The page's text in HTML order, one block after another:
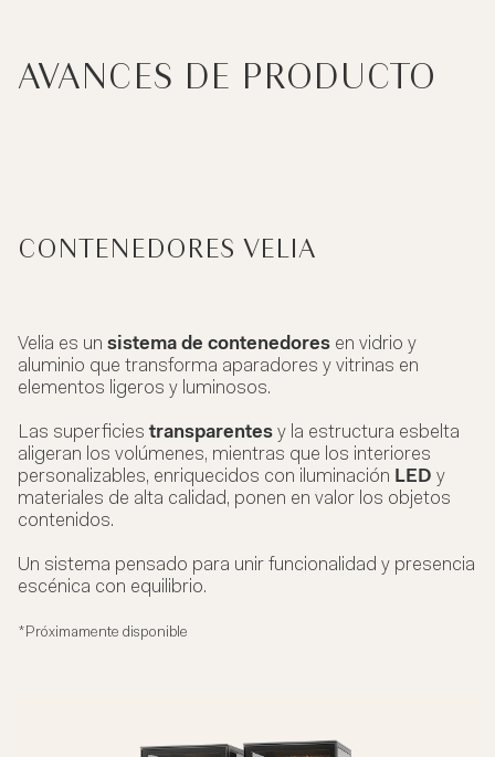
AVANCES DE PRODUCTO
CONTENEDORES VELIA
Velia es un sistema de contenedores en vidrio y
aluminio que transforma aparadores y vitrinas en
elementos ligeros y luminosos.
Las superficies transparentes y la estructura esbelta
aligeran los volúmenes, mientras que los interiores
personalizables, enriquecidos con iluminación LED y
materiales de alta calidad, ponen en valor los objetos
contenidos.
Un sistema pensado para unir funcionalidad y presencia
escénica con equilibrio.
*Próximamente disponible